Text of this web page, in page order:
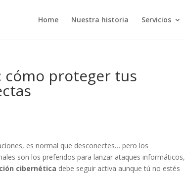
Home Nuestra historia Servicios
cómo proteger tus
es normal que desconectes… pero los
son los preferidos para lanzar ataques informáticos,
cibernética debe seguir activa aunque tú no estés